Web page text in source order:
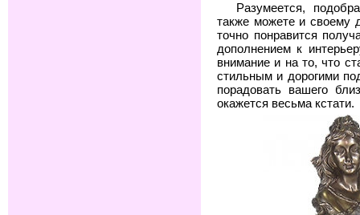
Разумеется,
также можете и своему
точно понравится
дополнением к
внимание и на то, что
стильным и дорогими
порадовать вашего
окажется весьма кстати.